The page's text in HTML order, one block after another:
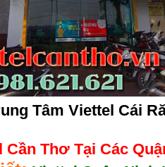
Tâm Viettel Cái
Cần Thơ Tại Các